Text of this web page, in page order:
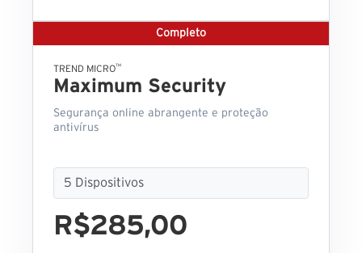
Completo
TREND MICRO™
Maximum Security
Segurança online abrangente e proteção
antivírus
R$285,00